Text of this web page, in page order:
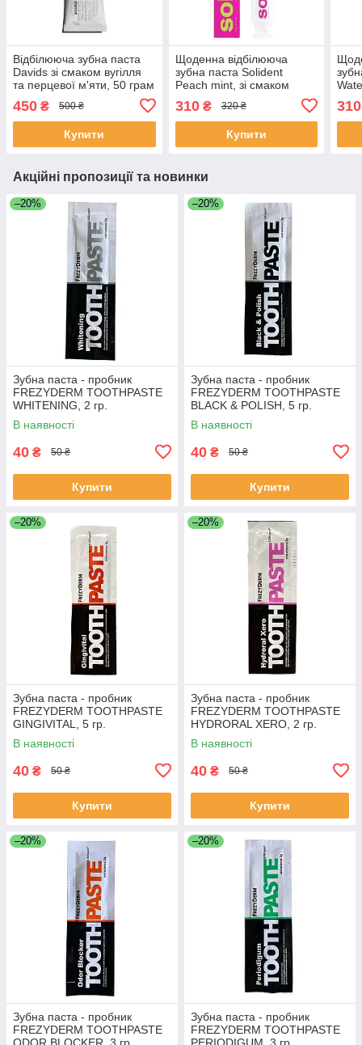
Відбілююча зубна паста
Davids зі смаком вугілля
та перцевої м'яти, 50 грам
450 ₴ 500 ₴
Купити
Щоденна відбілююча
зубна паста Solident
Peach mint, зі смаком
310₴ 320 ₴
Купити
310
Акційні пропозиції та новинки
–20%
Зубна паста - пробник
FREZYDERM TOOTHPASTE
WHITENING, 2 гр.
В наявності
40 ₴ 50 ₴
Купити
–20%
Зубна паста - пробник
FREZYDERM TOOTHPASTE
BLACK & POLISH, 5 гр.
В наявності
40 ₴ 50 ₴
Купити
–20%
Зубна паста - пробник
FREZYDERM TOOTHPASTE
GINGIVITAL, 5 гр.
В наявності
40 ₴ 50 ₴
Купити
–20%
Зубна паста - пробник
FREZYDERM TOOTHPASTE
HYDRORAL XERO, 2 гр.
В наявності
40 ₴ 50 ₴
Купити
–20%
Зубна паста - пробник
FREZYDERM TOOTHPASTE
–20%
Зубна паста - пробник
FREZYDERM TOOTHPASTE